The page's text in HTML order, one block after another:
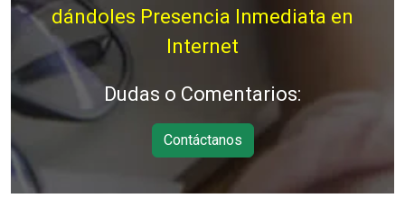
dándoles Presencia Inmediata en
Internet
Dudas o Comentarios:
Contáctanos